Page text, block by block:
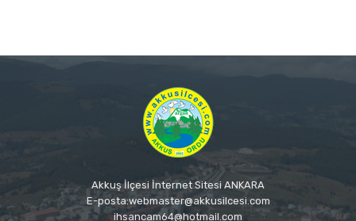
Akkuş İlçesi İnternet Sitesi ANKARA
E-posta:webmaster@akkusilcesi.com
ihsancam64@hotmail.com